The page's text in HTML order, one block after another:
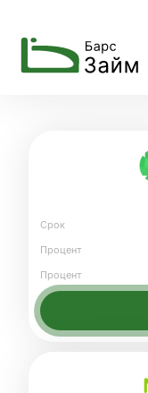
Срок
Процент
Процент